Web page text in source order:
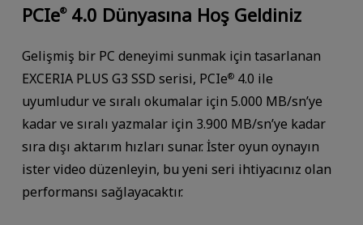
PCIe®4.0 Dünyasına Hoş Geldiniz
Gelişmiş bir PC deneyimi sunmak için tasarlanan
EXCERIA PLUS G3 SSD serisi, PCIe®4.0 ile
uyumludur ve sıralı okumalar için 5.000 MB/sn’ye
kadar ve sıralı yazmalar için 3.900 MB/sn’ye kadar
sıra dışı aktarım hızları sunar. İster oyun oynayın
ister video düzenleyin, bu yeni seri ihtiyacınız olan
performansı sağlayacaktır.